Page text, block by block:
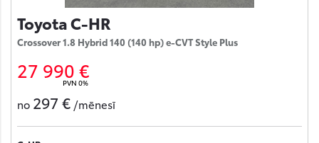
Toyota C-HR
Crossover 1.8 Hybrid 140 (140 hp) e-CVT Style Plus
27 990 €
PVN 0%
no 297 € /mēnesī